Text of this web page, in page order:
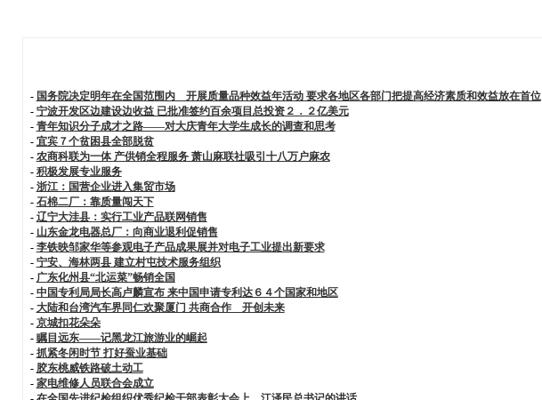
- 国务院决定明年在全国范围内 开展质量品种效益年活动 要求各地区各部门把提高经济素质和效益放在首位
- 宁波开发区边建设边收益 已批准签约百余项目总投资２．２亿美元
- 青年知识分子成才之路——对大庆青年大学生成长的调查和思考
- 宜宾７个贫困县全部脱贫
- 农商科联为一体 产供销全程服务 萧山麻联社吸引十八万户麻农
- 积极发展专业服务
- 浙江：国营企业进入集贸市场
- 石棉二厂：靠质量闯天下
- 辽宁大洼县：实行工业产品联网销售
- 山东金龙电器总厂：向商业退利促销售
- 李铁映邹家华等参观电子产品成果展并对电子工业提出新要求
- 宁安、海林两县 建立村屯技术服务组织
- 广东化州县“北运菜”畅销全国
- 中国专利局局长高卢麟宣布 来中国申请专利达６４个国家和地区
- 大陆和台湾汽车界同仁欢聚厦门 共商合作 开创未来
- 京城扣花朵朵
- 瞩目远东——记黑龙江旅游业的崛起
- 抓紧冬闲时节 打好蚕业基础
- 胶东桃威铁路破土动工
- 家电维修人员联合会成立